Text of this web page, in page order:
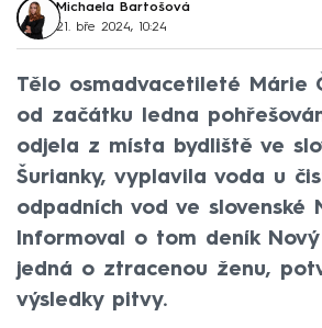
Michaela Bartošová
21. bře 2024, 10:24
Tělo osmadvacetileté Márie
od začátku ledna
odjela z místa bydliště ve
Šurianky, vyplavila voda u
odpadních vod ve slovenské
Informoval o tom deník Nový
jedná o ztracenou ženu,
výsledky pitvy.